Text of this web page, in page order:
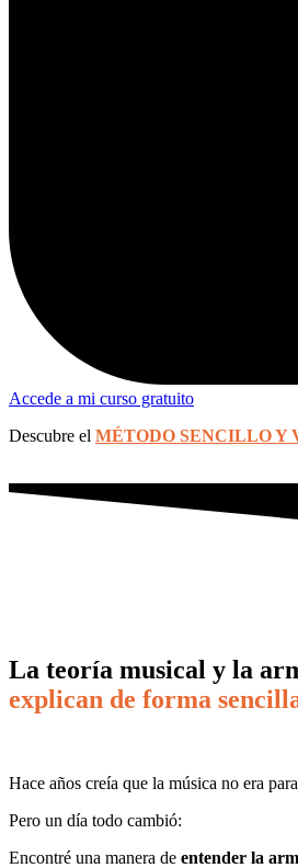
Accede a mi curso gratuito
Descubre el MÉTODO SENCILLO Y
La teoría musical y la
explican de forma
Hace años creía que la música no era
Pero un día todo cambió:
Encontré una manera de entender la